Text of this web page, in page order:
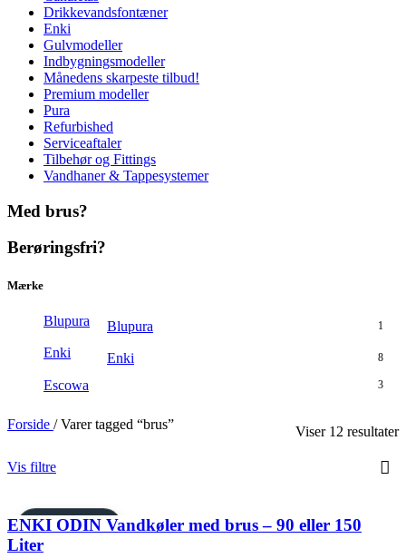
Drikkevandsfontæner
Enki
Gulvmodeller
Indbygningsmodeller
Månedens skarpeste tilbud!
Premium modeller
Pura
Refurbished
Serviceaftaler
Tilbehør og Fittings
Vandhaner & Tappesystemer
Med brus?
Berøringsfri?
Mærke
Blupura Blupura 1
Enki Enki 8
Escowa 3
Forside / Varer tagged “brus” Viser 12 resultater
Vis filtre
PREMIUM MODEL
ENKI ODIN Vandkøler med brus – 90 eller 150
Liter